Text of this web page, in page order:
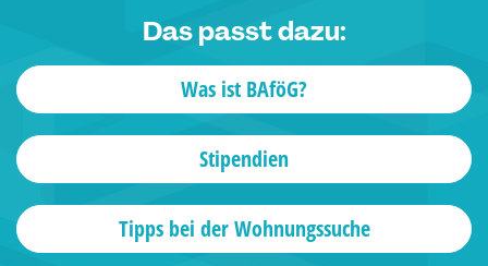
Das passt dazu:
Was ist BAföG?
Stipendien
Tipps bei der Wohnungssuche